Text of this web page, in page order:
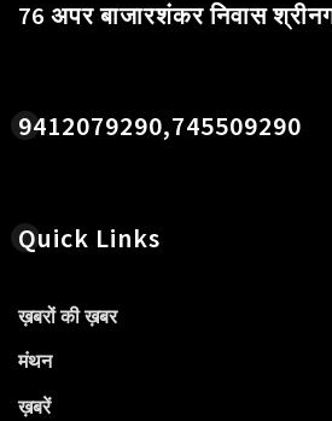
76 अपर बाजारशंकर निवास
9412079290,745509290
Quick Links
ख़बरों की ख़बर
मंथन
ख़बरें